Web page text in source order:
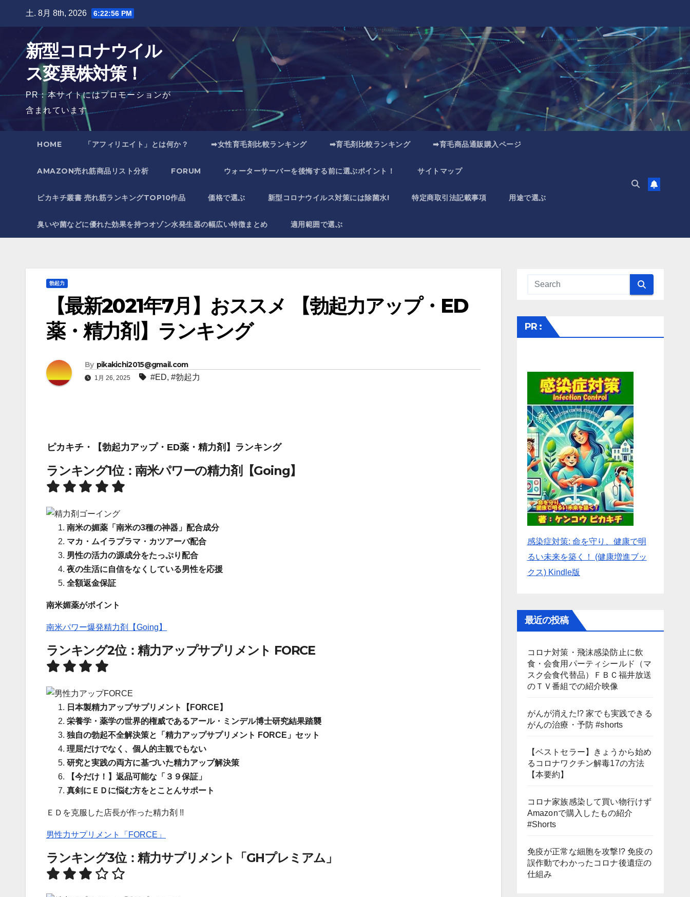
土. 8月 8th, 2026 6:22:57 PM
新型コロナウイル
ス変異株対策！
PR：本サイトにはプロモーションが
含まれています
HOME 「アフィリエイト」とは何か？ ➡女性育毛剤比較ランキング ➡育毛剤比較ランキング ➡育毛商品通販購入ページ
AMAZON売れ筋商品リスト分析 FORUM ウォーターサーバーを後悔する前に選ぶポイント！ サイトマップ
ピカキチ叢書 売れ筋ランキングTOP10作品 価格で選ぶ 新型コロナウイルス対策には除菌水! 特定商取引法記載事項 用途で選ぶ
臭いや菌などに優れた効果を持つオゾン水発生器の幅広い特徴まとめ 適用範囲で選ぶ
勃起力
【最新2021年7月】おススメ 【勃起力アップ・ED
薬・精力剤】ランキング
By pikakichi2015@gmail.com
1月 26, 2025 #ED, #勃起力
ピカキチ・【勃起力アップ・ED薬・精力剤】ランキング
ランキング1位：南米パワーの精力剤【Going】
南米の媚薬「南米の3種の神器」配合成分
マカ・ムイラプラマ・カツアーバ配合
男性の活力の源成分をたっぷり配合
夜の生活に自信をなくしている男性を応援
全額返金保証
南米媚薬がポイント
南米パワー爆発精力剤【Going】
ランキング2位：精力アップサプリメント FORCE
日本製精力アップサプリメント【FORCE】
栄養学・薬学の世界的権威であるアール・ミンデル博士研究結果踏襲
独自の勃起不全解決策と「精力アップサプリメント FORCE」セット
理屈だけでなく、個人的主観でもない
研究と実践の両方に基づいた精力アップ解決策
【今だけ！】返品可能な「３９保証」
真剣にＥＤに悩む方をとことんサポート
ＥＤを克服した店長が作った精力剤 !!
男性力サプリメント「FORCE」
ランキング3位：精力サプリメント「GHプレミアム」
PR :
感染症対策: 命を守り、健康で明
るい未来を築く！ (健康増進ブッ
クス) Kindle版
最近の投稿
コロナ対策・飛沫感染防止に飲
食・会食用パーティシールド（マ
スク会食代替品）ＦＢＣ福井放送
のＴＶ番組での紹介映像
がんが消えた!? 家でも実践できる
がんの治療・予防 #shorts
【ベストセラー】きょうから始め
るコロナワクチン解毒17の方法
【本要約】
コロナ家族感染して買い物行けず
Amazonで購入したもの紹介
#Shorts
免疫が正常な細胞を攻撃!? 免疫の
誤作動でわかったコロナ後遺症の
仕組み